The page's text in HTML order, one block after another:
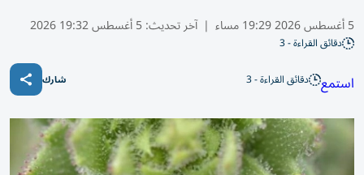
5 أغسطس 2026 19:29 مساء | آخر تحديث:5 أغسطس 19:32 2026
دقائق القراءة - 3
استمع دقائق القراءة - 3 شارك